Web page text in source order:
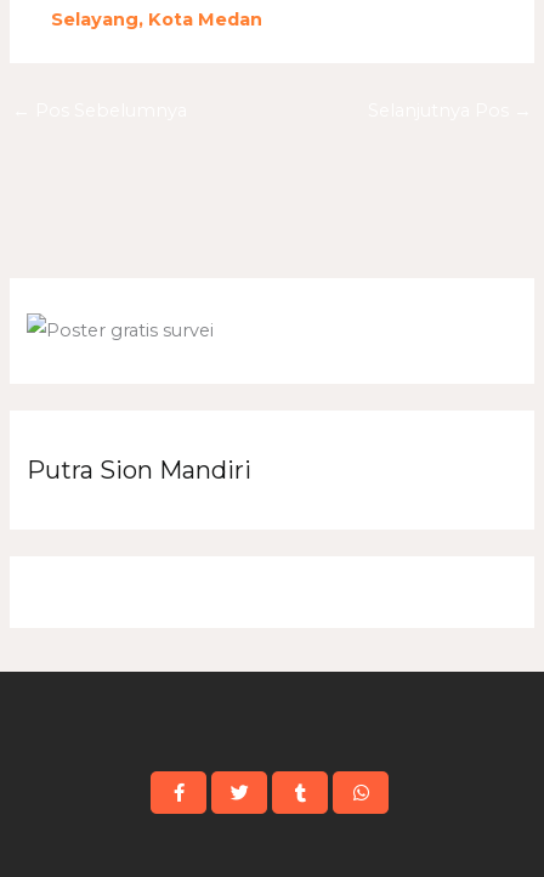
Selayang, Kota Medan
Putra Sion Mandiri